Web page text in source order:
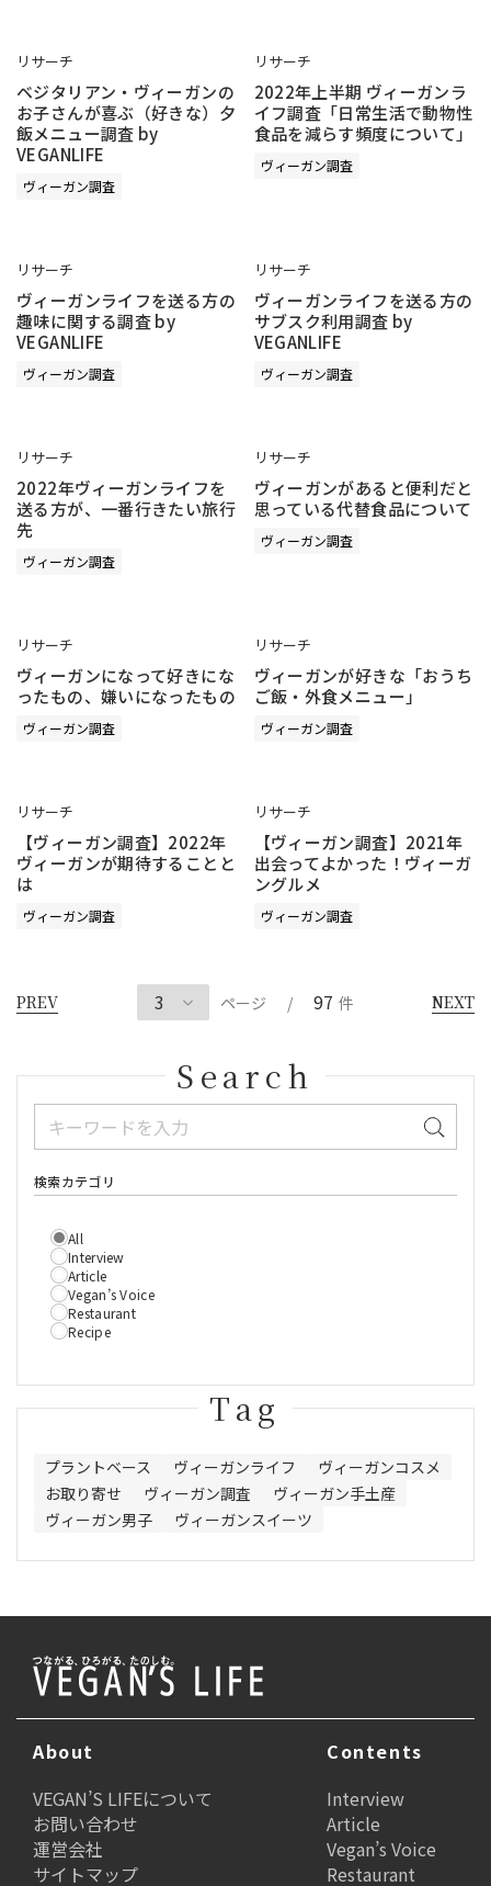
リサーチ
ベジタリアン・ヴィーガンの
お子さんが喜ぶ（好きな）夕
飯メニュー調査 by
VEGANLIFE
ヴィーガン調査
リサーチ
2022年上半期 ヴィーガンラ
イフ調査「日常生活で動物性
食品を減らす頻度について」
ヴィーガン調査
リサーチ
ヴィーガンライフを送る方の
趣味に関する調査 by
VEGANLIFE
ヴィーガン調査
リサーチ
ヴィーガンライフを送る方の
サブスク利用調査 by
VEGANLIFE
ヴィーガン調査
リサーチ
2022年ヴィーガンライフを
送る方が、一番行きたい旅行
先
ヴィーガン調査
リサーチ
ヴィーガンがあると便利だと
思っている代替食品について
ヴィーガン調査
リサーチ
ヴィーガンになって好きにな
ったもの、嫌いになったもの
ヴィーガン調査
リサーチ
ヴィーガンが好きな「おうち
ご飯・外食メニュー」
ヴィーガン調査
リサーチ
【ヴィーガン調査】2022年
ヴィーガンが期待することと
は
ヴィーガン調査
リサーチ
【ヴィーガン調査】2021年
出会ってよかった！ヴィーガ
ングルメ
ヴィーガン調査
PREV ページ / 97 件 NEXT
Search
検索カテゴリ
All
Interview
Article
Vegan’s Voice
Restaurant
Recipe
Tag
プラントベース ヴィーガンライフ
ヴィーガンコスメ
お取り寄せ
ヴィーガン調査
ヴィーガン手土産
ヴィーガン男子
ヴィーガンスイーツ
About
VEGAN’S LIFEについて
お問い合わせ
運営会社
サイトマップ
Contents
Interview
Article
Vegan’s Voice
Restaurant